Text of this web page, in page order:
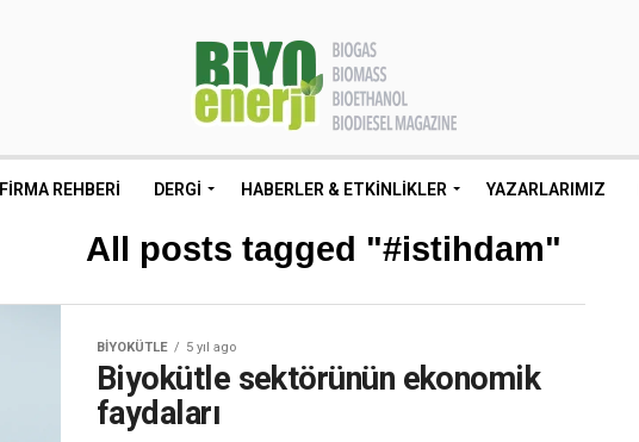
FIRMA REHBERI DERGI HABERLER & ETKINLIKLER YAZARLARIMIZ
All posts tagged "#istihdam"
BIYOKÜTLE 5 yıl ago
Biyokütle sektörünün ekonomik
faydaları